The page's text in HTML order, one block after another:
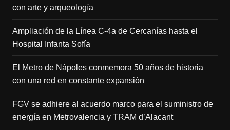
con arte y arqueología
Ampliación de la Línea C-4a de Cercanías hasta el
Hospital Infanta Sofía
El Metro de Nápoles conmemora 50 años de historia
con una red en constante expansión
FGV se adhiere al acuerdo marco para el suministro de
energía en Metrovalencia y TRAM d’Alacant